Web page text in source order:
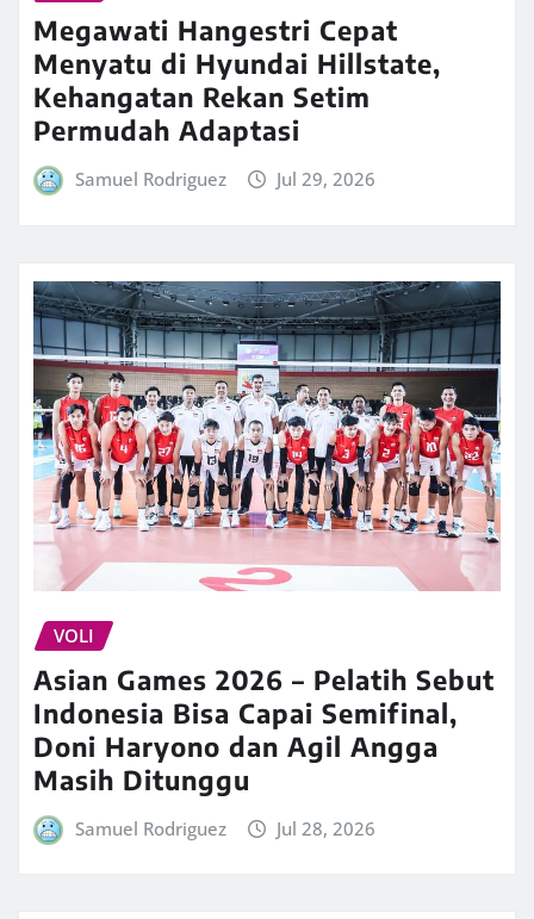
Megawati Hangestri Cepat
Menyatu di Hyundai Hillstate,
Kehangatan Rekan Setim
Permudah Adaptasi
Samuel Rodriguez Jul 29, 2026
VOLI
Asian Games 2026 – Pelatih Sebut
Indonesia Bisa Capai Semifinal,
Doni Haryono dan Agil Angga
Masih Ditunggu
Samuel Rodriguez Jul 28, 2026